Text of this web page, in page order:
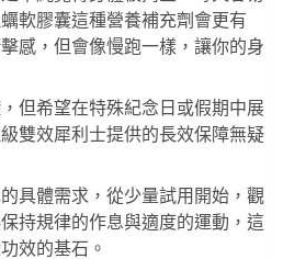
軟膠囊這種營養補充劑會更有
感，但會像慢跑一樣，讓你的身
但希望在特殊紀念日或假期中展
雙效犀利士提供的長效保障無疑
具體需求，從少量試用開始，觀
持規律的作息與適度的運動，這
效的基石。